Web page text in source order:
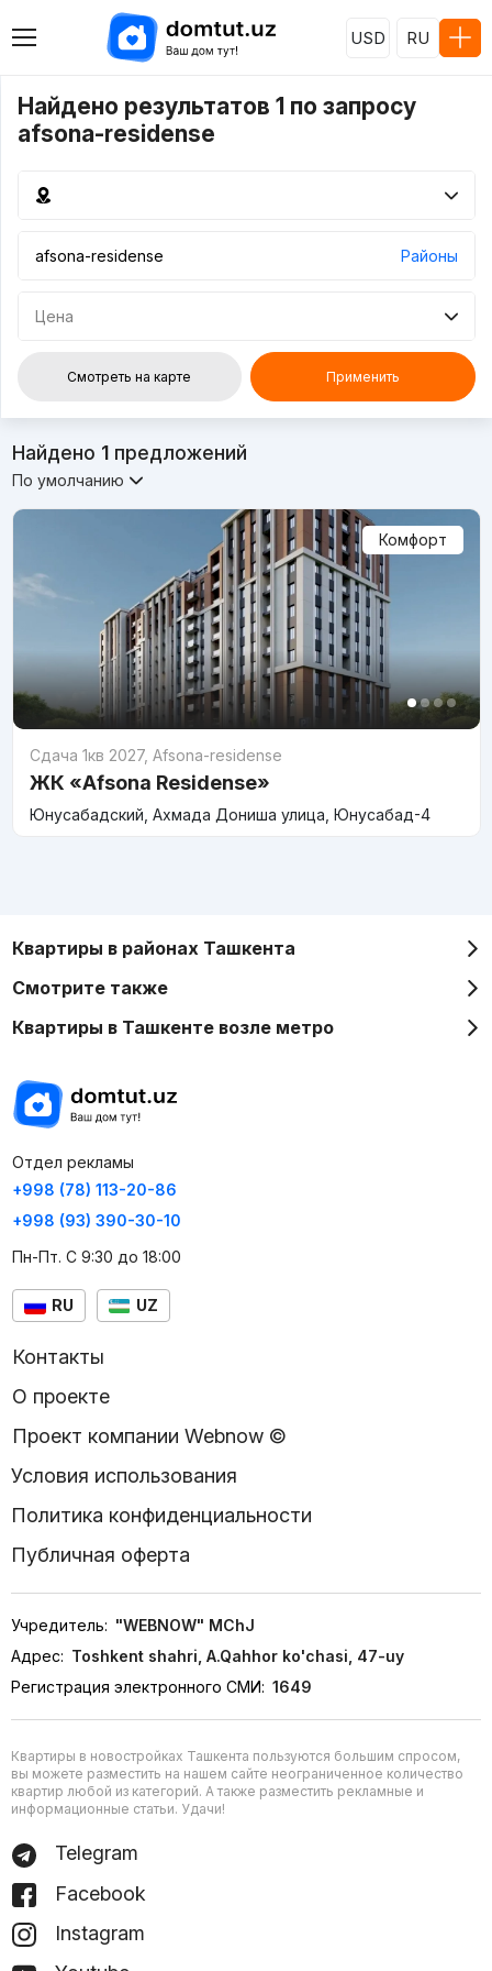
USD RU
Найдено результатов 1 по запросу
afsona-residense
Районы
Цена
Смотреть на карте Применить
Найдено 1предложений
По умолчанию
Комфорт
Сдача 1кв 2027, Afsona-residense
ЖК «Afsona Residense»
Юнусабадский, Ахмада Дониша улица, Юнусабад-4
Квартиры в районах Ташкента
Смотрите также
Квартиры в Ташкенте возле метро
Отдел рекламы
+998 (78) 113-20-86
+998 (93) 390-30-10
Пн-Пт. С 9:30 до 18:00
RU UZ
Контакты
О проекте
Проект компании Webnow ©
Условия использования
Политика конфиденциальности
Публичная оферта
Учредитель: "WEBNOW" MChJ
Адрес: Toshkent shahri, A.Qahhor ko'chasi, 47-uy
Регистрация электронного СМИ: 1649
Квартиры в новостройках Ташкента пользуются большим спросом,
вы можете разместить на нашем сайте неограниченное количество
квартир любой из категорий. А также разместить рекламные и
информационные статьи. Удачи!
Telegram
Facebook
Instagram